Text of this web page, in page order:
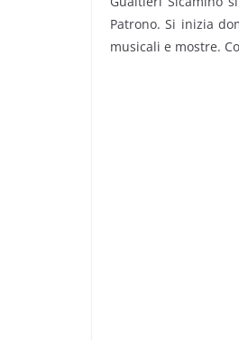
Patrono. Si inizia
musicali e mostre.